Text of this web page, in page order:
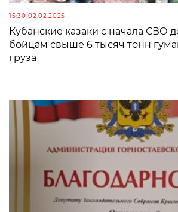
15:30 02.02.2025
Кубанские казаки с начала СВО
бойцам свыше 6 тысяч тонн
груза